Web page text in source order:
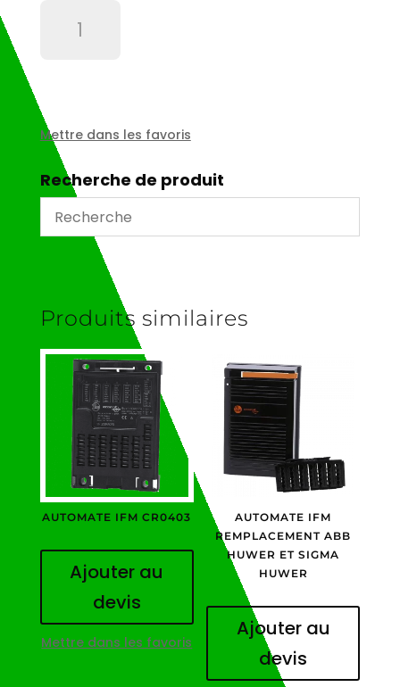
position
Mettre dans les favoris
Recherche de produit
Produits similaires
AUTOMATE IFM CR0403
Ajouter au
devis
Mettre dans les favoris
AUTOMATE IFM
REMPLACEMENT ABB
HUWER ET SIGMA
HUWER
Ajouter au
devis